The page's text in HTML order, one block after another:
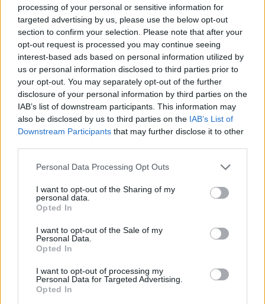
processing of your personal or sensitive information for
targeted advertising by us, please use the below opt-out
section to confirm your selection. Please note that after your
opt-out request is processed you may continue seeing
interest-based ads based on personal information utilized by
us or personal information disclosed to third parties prior to
your opt-out. You may separately opt-out of the further
disclosure of your personal information by third parties on the
IAB’s list of downstream participants. This information may
also be disclosed by us to third parties on the IAB’s List of
Downstream Participants that may further disclose it to other
Personal Data Processing Opt Outs
I want to opt-out of the Sharing of my
personal data.
Opted In
I want to opt-out of the Sale of my
Personal Data.
Opted In
I want to opt-out of processing my
Personal Data for Targeted Advertising.
Opted In
Kóka János ellenjelöltje nem futott be, az SZDSZ
ügyvivői Erdős Attila helyett Horváth Ágnes
államtitkárt javasolják a lemondott Molnár Lajos
utódjául az egészségügyi miniszteri posztra. Mivel
a tárca a szabad demokratáké, a döntés
gyakorlatilag azt jelenti, hogy az új miniszter
Molnár egykori asszisztense lesz. Gyurcsány
Ferenc miniszterelnök már jelezte, alkalmasnak
találja a jelöltet. Ez a reformok folytatását ígéri, és
a több biztosítós egészségügyi rendszer (egyelőre
részleteiben ismeretlen) modelljét a
szocialistákon.
A döntés után Kóka már Horváth mellett érvelt:
"Mérlegeltük azt is, hogy nincs vagy nagyon kevés az
ismerkedési idő" - mondta a Népszabadság tudósítási
szerint a pártelnök, aki szerint Horváth Ágnes a
közigazgatási tapasztalata, helyismerete miatt kerekedett
felül Erdőssel szemben. Az új miniszter személyének